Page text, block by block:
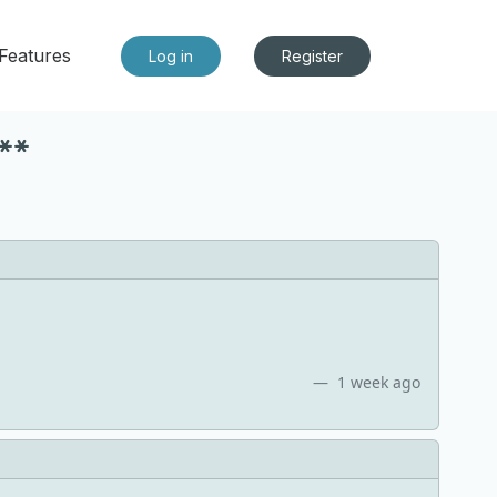
Features Log in Register
1 week ago